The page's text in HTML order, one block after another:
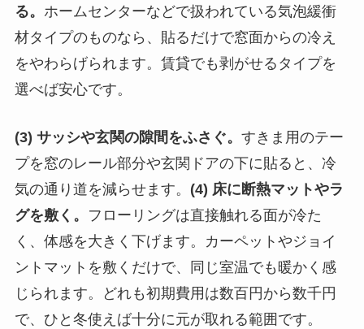
る。 ホームセンターなどで扱われている気泡緩衝
材タイプのものなら、貼るだけで窓面からの冷え
をやわらげられます。賃貸でも剥がせるタイプを
選べば安心です。
(3) サッシや玄関の隙間をふさぐ。 すきま用のテー
プを窓のレール部分や玄関ドアの下に貼ると、冷
気の通り道を減らせます。 (4) 床に断熱マットやラ
グを敷く。
フローリングは直接触れる面が冷た
く、体感を大きく下げます。カーペットやジョイ
ントマットを敷くだけで、同じ室温でも暖かく感
じられます。どれも初期費用は数百円から数千円
で、ひと冬使えば十分に元が取れる範囲です。